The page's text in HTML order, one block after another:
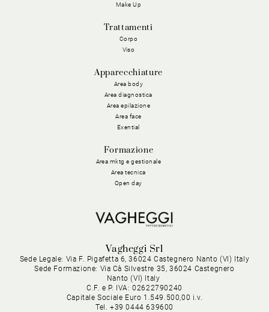
Make Up
Trattamenti
Corpo
Viso
Apparecchiature
Area body
Area diagnostica
Area epilazione
Area face
Exential
Formazione
Area mktg e gestionale
Area tecnica
Open day
Vagheggi Srl
Sede Legale: Via F. Pigafetta 6, 36024 Castegnero Nanto (VI) Italy
Sede Formazione: Via Cà Silvestre 35, 36024 Castegnero
Nanto (VI) Italy
C.F. e P. IVA: 02622790240
Capitale Sociale Euro 1.549.500,00 i.v.
Tel. +39 0444 639600